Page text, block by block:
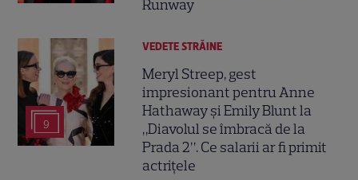
Runway
9
VEDETE STRĂINE
Meryl Streep, gest
impresionant pentru Anne
Hathaway și Emily Blunt la
„Diavolul se îmbracă de la
Prada 2”. Ce salarii ar fi primit
actrițele